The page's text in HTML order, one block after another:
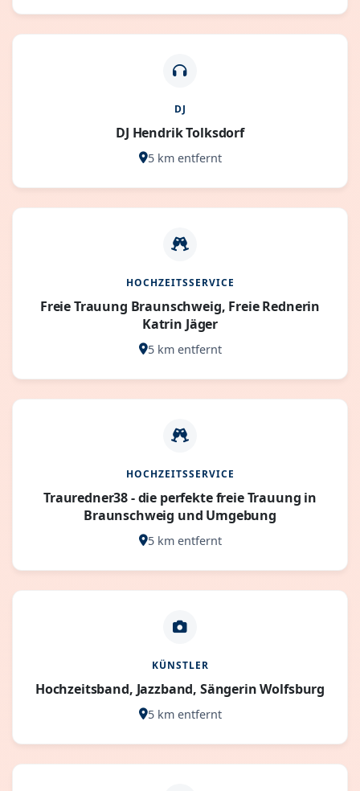
DJ
DJ Hendrik Tolksdorf
5 km entfernt
HOCHZEITSSERVICE
Freie Trauung Braunschweig, Freie Rednerin
Katrin Jäger
5 km entfernt
HOCHZEITSSERVICE
Trauredner38 - die perfekte freie Trauung in
Braunschweig und Umgebung
5 km entfernt
KÜNSTLER
Hochzeitsband, Jazzband, Sängerin Wolfsburg
5 km entfernt